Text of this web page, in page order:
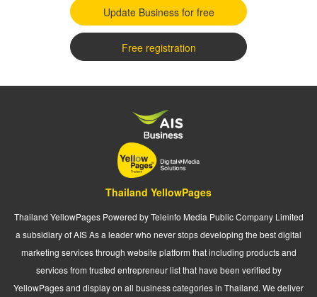
Update Business for free
Free registration
Thailand YellowPages
Thailand YellowPages Powered by Teleinfo Media Public Company Limited
a subsidiary of AIS As a leader who never stops developing the best digital
marketing services through website platform that including products and
services from trusted entrepreneur list that have been verified by
YellowPages and display on all business categories in Thailand. We deliver